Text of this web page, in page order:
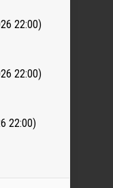
22:00)
22:00)
22:00)